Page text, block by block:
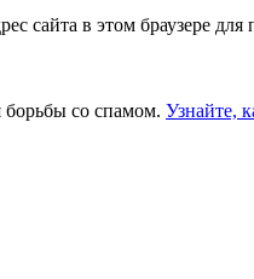
сайта в этом браузере
борьбы со спамом. Узнайте,